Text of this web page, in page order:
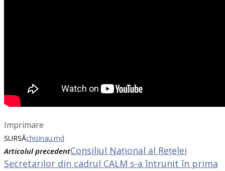
Imprimare
SURSĂchisinau.md
Articolul precedentConsiliul Național al Rețelei
Secretarilor din cadrul CALM s-a întrunit în prima